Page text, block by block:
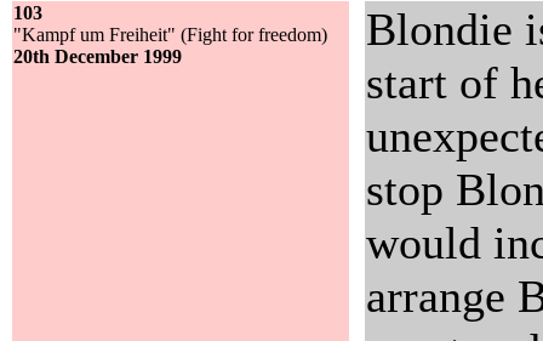
103
"Kampf um Freiheit" (Fight for freedom)
20th December 1999
Blondie
start of
stop
would
arrange